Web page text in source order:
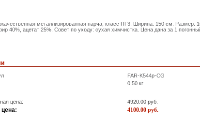
металлизированная парча, класс ПГ3. Ширина: 150 см. Размер:
40%, ацетат 25%. Совет по уходу: сухая химчистка. Цена дана за 1
FAR-K544p-CG
0.50 кг
цена: 4920.00 руб.
4100.00 руб.